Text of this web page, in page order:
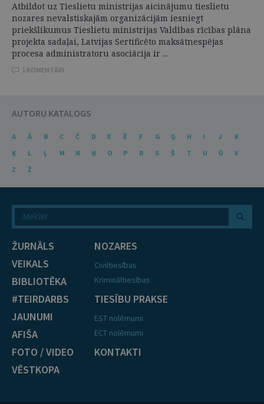
Atbildot uz Tieslietu ministrijas aicinājumu tieslietu
nozares nevalstiskajām organizācijām iesniegt
priekšlikumus Tieslietu ministrijas Valdības rīcības plāna
projekta sadaļai, Latvijas Sertificēto maksātnespējas
procesa administratoru asociācija ir ...
1 KOMENTĀRI
AUTORU KATALOGS
A Ā B C Č D E Ē F G Ģ H I J
K
Ķ
L Ļ M N Ņ O P R S Š T U Ū
V
Z
Ž
ŽURNĀLS
VEIKALS
BIBLIOTĒKA
#TEIRDARBS
JAUNUMI
AFIŠA
FOTO / VIDEO
VĒSTKOPA
NOZARES
Civiltiesības
Krimināltiesības
TIESĪBU PRAKSE
EST nolēmumi
ECT nolēmumi
KONTAKTI